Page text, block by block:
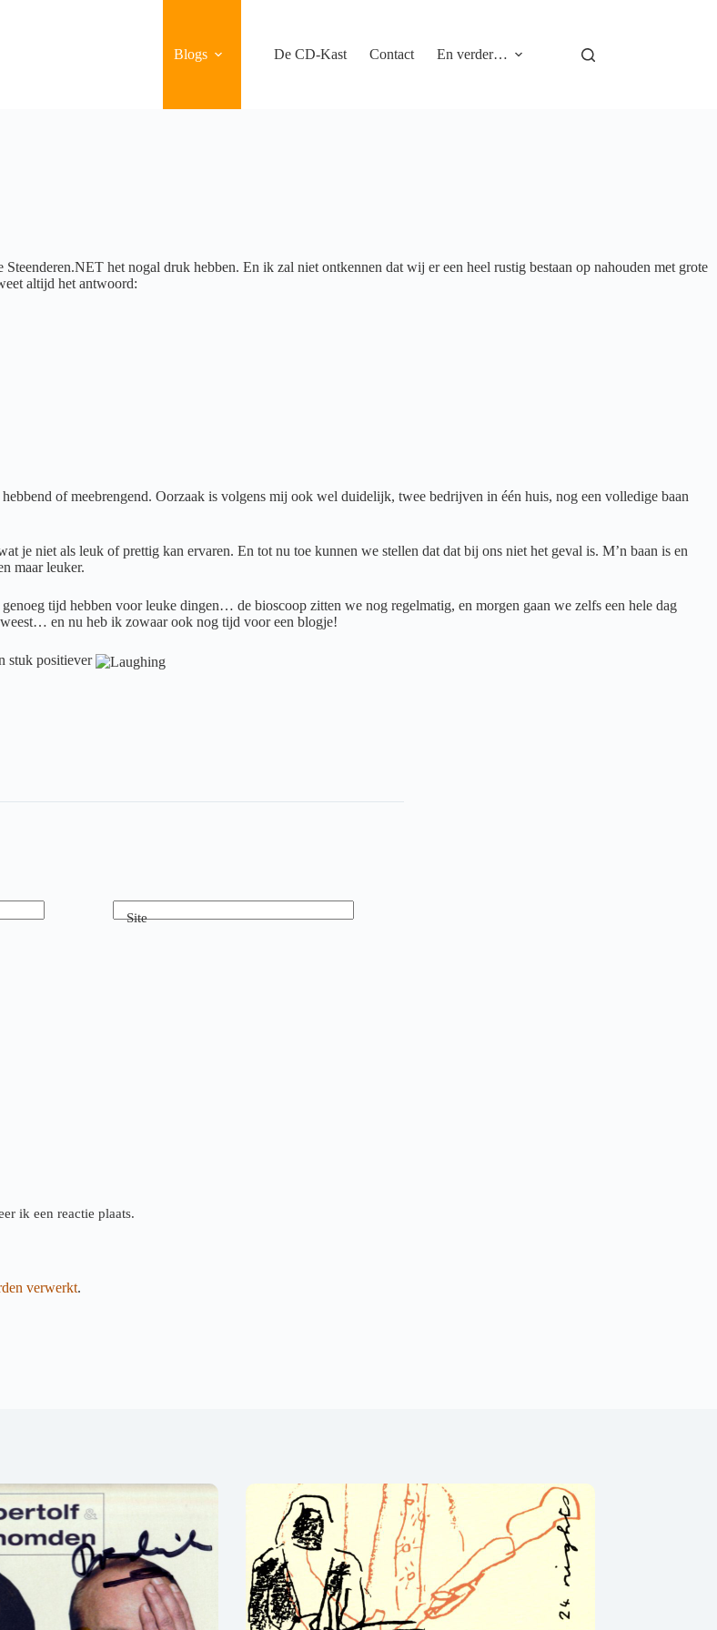
Blogs De CD-Kast Contact En verder…
het nogal druk hebben. En ik zal niet ontkennen dat wij er een heel rustig bestaan op nahouden met grote
altijd het antwoord:
of meebrengend. Oorzaak is volgens mij ook wel duidelijk, twee bedrijven in één huis, nog een volledige baan
je niet als leuk of prettig kan ervaren. En tot nu toe kunnen we stellen dat dat bij ons niet het geval is. M’n baan is en
maar leuker.
tijd hebben voor leuke dingen… de bioscoop zitten we nog regelmatig, en morgen gaan we zelfs een hele dag
en nu heb ik zowaar ook nog tijd voor een blogje!
stuk positiever
Site
ik een reactie plaats.
verwerkt.